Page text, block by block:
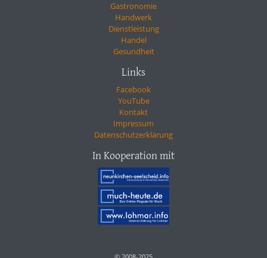
Gastronomie
Handwerk
Dienstleistung
Handel
Gesundheit
Links
Facebook
YouTube
Kontakt
Impressum
Datenschutzerklärung
In Kooperation mit